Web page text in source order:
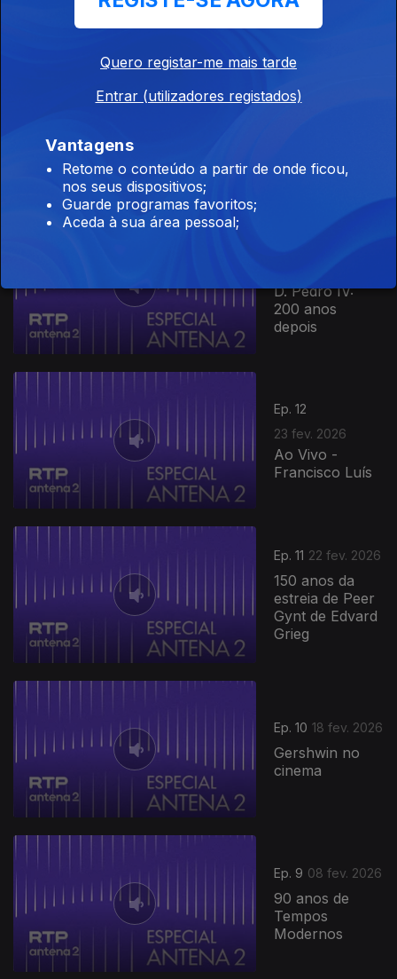
Ep. 14
da comédia
D. Pedro IV:
200 anos
depois
Ep. 12
23 fev. 2026
Ao Vivo -
Francisco Luís
Ep. 11 22 fev. 2026
150 anos da
estreia de Peer
Gynt de Edvard
Grieg
Ep. 10 18 fev. 2026
Gershwin no
cinema
Ep. 9 08 fev. 2026
90 anos de
Tempos
Modernos
Quero registar-me mais tarde
Entrar (utilizadores registados)
Vantagens
Retome o conteúdo a partir de onde ficou,
nos seus dispositivos;
Guarde programas favoritos;
Aceda à sua área pessoal;